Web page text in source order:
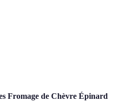
Fromage de Chèvre Épinard